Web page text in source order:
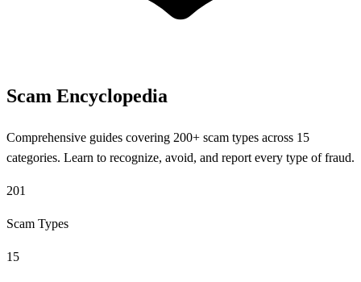
Scam Encyclopedia
Comprehensive guides covering 200+ scam types across 15
categories. Learn to recognize, avoid, and report every type of fraud.
201
Scam Types
15